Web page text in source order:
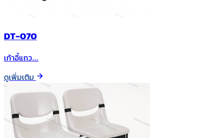
DT-070
เก้าอี้แถว…
ดูเพิ่มเติม